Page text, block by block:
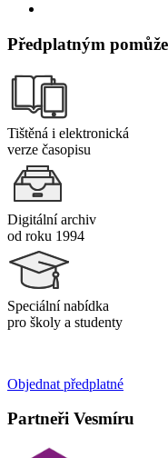
Předplatným
Tištěná i elektronická
verze časopisu
Digitální archiv
od roku 1994
Speciální nabídka
pro školy a studenty
Objednat předplatné
Partneři Vesmíru